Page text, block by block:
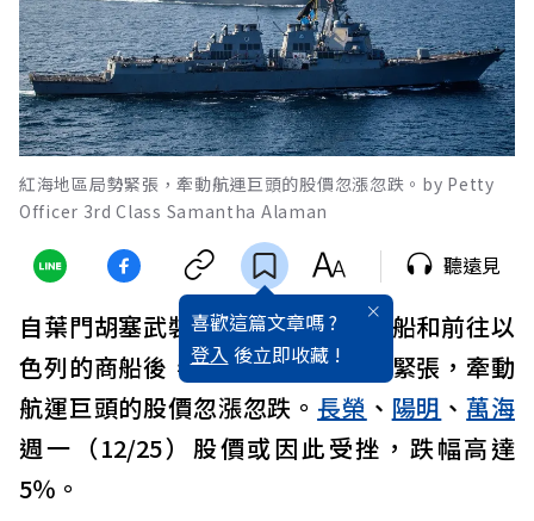
紅海地區局勢緊張，牽動航運巨頭的股價忽漲忽跌。by Petty
Officer 3rd Class Samantha Alaman
喜歡這篇文章嗎 ?
登入 後立即收藏 !
聽遠見
自葉門胡塞武裝宣布打擊以色列商船和前往以
色列的商船後，紅海地區局勢變得緊張，牽動
航運巨頭的股價忽漲忽跌。 長榮 、 陽明 、萬海
週一（12/25）股價或因此受挫，跌幅高達
5％。